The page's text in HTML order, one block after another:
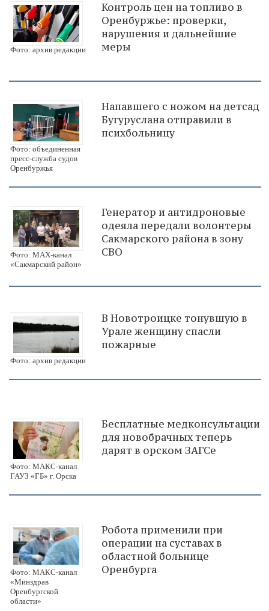
Фото: архив редакции
Контроль цен на топливо в
Оренбуржье: проверки,
нарушения и дальнейшие
меры
Фото: объединенная
пресс-служба судов
Оренбуржья
Напавшего с ножом на детсад
Бугуруслана отправили в
психбольницу
Фото: МАХ-канал
«Сакмарский район»
Генератор и антидроновые
одеяла передали волонтеры
Сакмарского района в зону
СВО
Фото: архив редакции
В Новотроицке тонувшую в
Урале женщину спасли
пожарные
Фото: МАКС-канал
ГАУЗ «ГБ» г. Орска
Бесплатные медконсультации
для новобрачных теперь
дарят в орском ЗАГСе
Фото: МАКС-канал
«Минздрав
Оренбургской
области»
Робота применили при
операции на суставах в
областной больнице
Оренбурга